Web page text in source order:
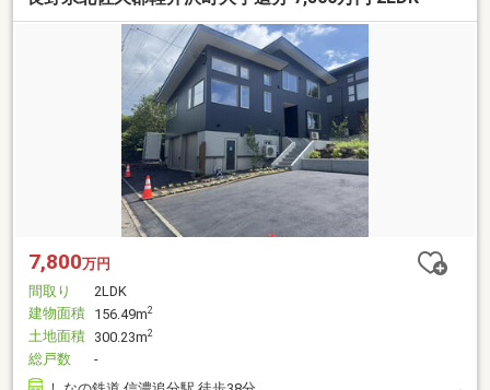
7,800万円
間取り
2LDK
建物面積 156.49m2
土地面積 300.23m2
総戸数
-